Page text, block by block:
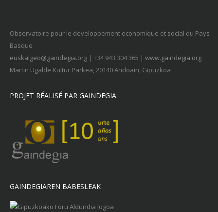
Observatoire pour le developpement economique et social du Pays
Basque
euskalgeo@gaindegia.org | +34 943 304 365 | www.gaindegia.org
Martin Ugalde Kultur Parkea, 20140 Andoain, Gipuzkoa
PROJET RÉALISÉ PAR GAINDEGIA
GAINDEGIAREN BABESLEAK